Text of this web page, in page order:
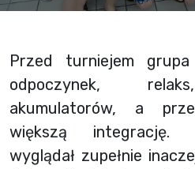
Przed turniejem
odpoczynek,
akumulatorów, a
większą integrację.
wyglądał zupełnie